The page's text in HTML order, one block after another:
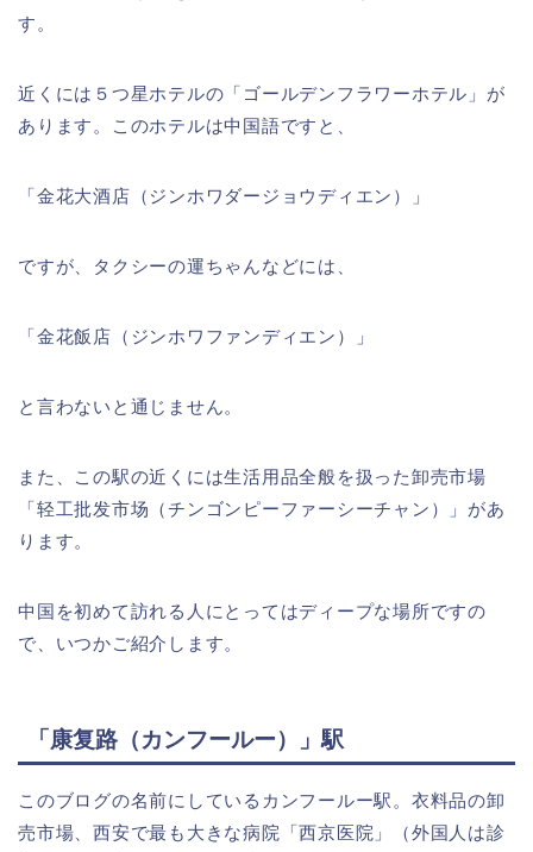
す。
近くには５つ星ホテルの「ゴールデンフラワーホテル」が
あります。このホテルは中国語ですと、
「金花大酒店（ジンホワダージョウディエン）」
ですが、タクシーの運ちゃんなどには、
「金花飯店（ジンホワファンディエン）」
と言わないと通じません。
また、この駅の近くには生活用品全般を扱った卸売市場
「轻工批发市场（チンゴンピーファーシーチャン）」があ
ります。
中国を初めて訪れる人にとってはディープな場所ですの
で、いつかご紹介します。
「康复路（カンフールー）」駅
このブログの名前にしているカンフールー駅。衣料品の卸
売市場、西安で最も大きな病院「西京医院」（外国人は診